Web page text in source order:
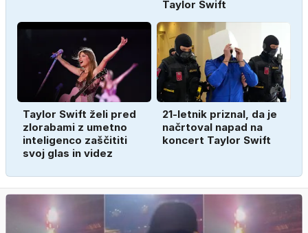
Taylor Swift
Taylor Swift želi pred
zlorabami z umetno
inteligenco zaščititi
svoj glas in videz
21-letnik priznal, da je
načrtoval napad na
koncert Taylor Swift